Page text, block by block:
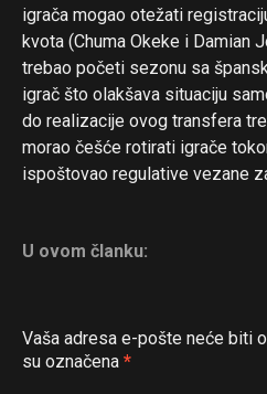
igrača mogao otežati
kvota (Chuma Okeke i Damian
trebao početi sezonu sa
igrač što olakšava situaciju
do realizacije ovog transfera
morao češće rotirati igrače
ispoštovao regulative vezane
U ovom članku:
Vaša adresa e-pošte neće biti
su označena *